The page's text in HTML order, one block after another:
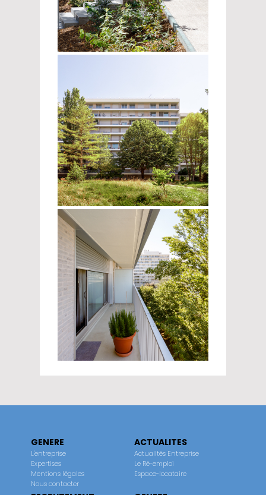
GENERE
L'entreprise
Expertises
Mentions légales
Nous contacter
ACTUALITES
Actualités Entreprise
Le Ré-emploi
Espace-locataire